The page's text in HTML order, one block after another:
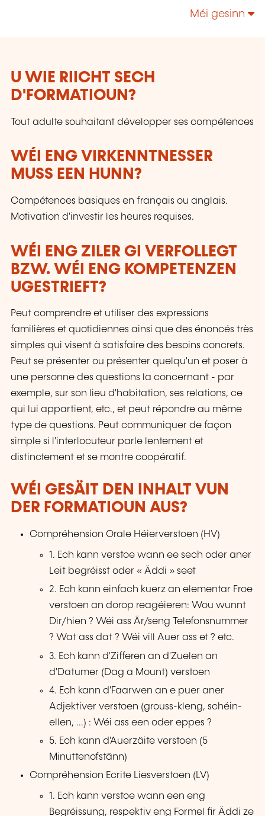
technologies, enrichir leur culture personnelle...
Méi gesinn
U WIE RIICHT SECH
D'FORMATIOUN?
Tout adulte souhaitant développer ses compétences
WÉI ENG VIRKENNTNESSER
MUSS EEN HUNN?
Compétences basiques en français ou anglais.
Motivation d'investir les heures requises.
WÉI ENG ZILER GI VERFOLLEGT
BZW. WÉI ENG KOMPETENZEN
UGESTRIEFT?
Peut comprendre et utiliser des expressions
familières et quotidiennes ainsi que des énoncés très
simples qui visent à satisfaire des besoins concrets.
Peut se présenter ou présenter quelqu'un et poser à
une personne des questions la concernant - par
exemple, sur son lieu d'habitation, ses relations, ce
qui lui appartient, etc., et peut répondre au même
type de questions. Peut communiquer de façon
simple si l'interlocuteur parle lentement et
distinctement et se montre coopératif.
WÉI GESÄIT DEN INHALT VUN
DER FORMATIOUN AUS?
Compréhension Orale Héierverstoen (HV)
1. Ech kann verstoe wann ee sech oder aner
Leit begréisst oder « Äddi » seet
2. Ech kann einfach kuerz an elementar Froe
verstoen an dorop reagéieren: Wou wunnt
Dir/hien ? Wéi ass Är/seng Telefonsnummer
? Wat ass dat ? Wéi vill Auer ass et ? etc.
3. Ech kann d'Zifferen an d'Zuelen an
d'Datumer (Dag a Mount) verstoen
4. Ech kann d'Faarwen an e puer aner
Adjektiver verstoen (grouss-kleng, schéin-
ellen, ...) : Wéi ass een oder eppes ?
5. Ech kann d'Auerzäite verstoen (5
Minuttenofstänn)
Compréhension Ecrite Liesverstoen (LV)
1. Ech kann verstoe wann een eng
Begréissung, respektiv eng Formel fir Äddi ze